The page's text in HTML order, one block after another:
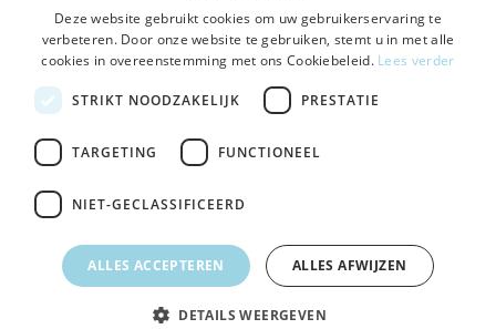
Nieuwsbrief
Bezoek de winkel in Sneek, Bolswarderbaan 3C
Gratis verzendingvanaf € 75
Deze website gebruikt cookies om uw gebruikerservaring te
verbeteren. Door onze website te gebruiken, stemt u in met alle
cookies in overeenstemming met ons Cookiebeleid. Lees verder
STRIKT NOODZAKELIJK PRESTATIE
TARGETING FUNCTIONEEL
NIET-GECLASSIFICEERD
ALLES ACCEPTEREN ALLES AFWIJZEN
DETAILS WEERGEVEN
De Welzijnwinkel in je
inbox
Geen spam, geen verkooppraatjes — gewoon fijne
updates over hulpmiddelen die echt iets toevoegen.
Ja leuk! Schrijf me in